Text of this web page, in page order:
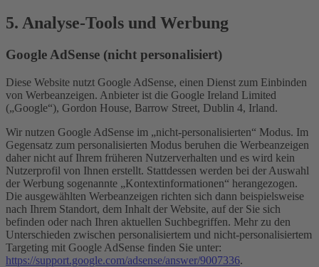
5. Analyse-Tools und Werbung
Google AdSense (nicht personalisiert)
Diese Website nutzt Google AdSense, einen Dienst zum Einbinden
von Werbeanzeigen. Anbieter ist die Google Ireland Limited
(„Google“), Gordon House, Barrow Street, Dublin 4, Irland.
Wir nutzen Google AdSense im „nicht-personalisierten“ Modus. Im
Gegensatz zum personalisierten Modus beruhen die Werbeanzeigen
daher nicht auf Ihrem früheren Nutzerverhalten und es wird kein
Nutzerprofil von Ihnen erstellt. Stattdessen werden bei der Auswahl
der Werbung sogenannte „Kontextinformationen“ herangezogen.
Die ausgewählten Werbeanzeigen richten sich dann beispielsweise
nach Ihrem Standort, dem Inhalt der Website, auf der Sie sich
befinden oder nach Ihren aktuellen Suchbegriffen. Mehr zu den
Unterschieden zwischen personalisiertem und nicht-personalisiertem
Targeting mit Google AdSense finden Sie unter:
https://support.google.com/adsense/answer/9007336.